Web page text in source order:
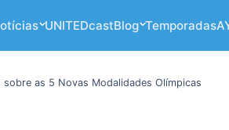
UNITEDcastBlog Temporadas
sobre as 5 Novas Modalidades Olímpicas